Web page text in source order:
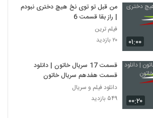
۰۱:۰۰
من قبل تو توی نخ هیچ دختری نبودم
| راز بقا قسمت 6
فیلم ترین
۲۰ بازدید
۰۰:۲۰
قسمت 17 سریال خاتون | دانلود
قسمت هفدهم سریال خاتون
دانلود فیلم و سریال
۵۴۹ بازدید